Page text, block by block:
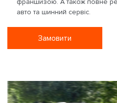
франшизою. А також повне
авто та шинний сервіс.
Замовити